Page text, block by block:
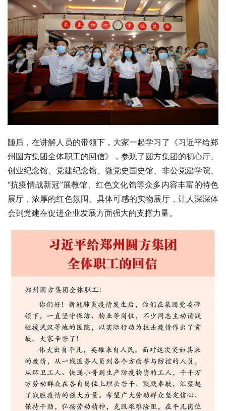
随后，在讲解人员的带领下，大家一起学习了《习近平给郑
州圆方集团全体职工的回信》，参观了圆方集团的初心厅、
创业纪念馆、党建纪念馆、微党史国史馆、非公党建学院、
“抗疫情战新冠”展教馆、红色文化馆等众多内容丰富的特色
展厅，浓厚的红色氛围、具体可感的实物展厅，让人深深体
会到党建在促进企业发展方面强大的支撑力量。